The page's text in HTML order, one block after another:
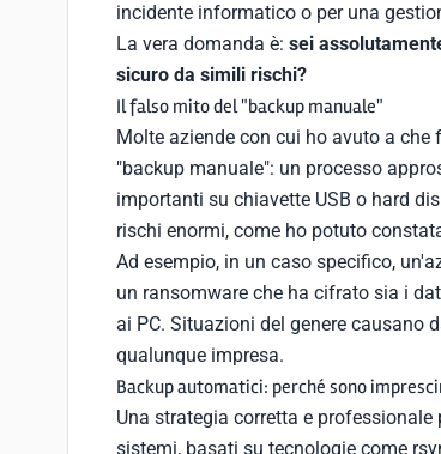
incidente informatico o per una
La vera domanda è: sei
sicuro da simili rischi?
Il falso mito del "backup manuale"
Molte aziende con cui ho avuto a
"backup manuale": un processo
importanti su chiavette USB o hard
rischi enormi, come ho potuto
Ad esempio, in un caso specifico,
un ransomware che ha cifrato sia i
ai PC. Situazioni del genere causano
qualunque impresa.
Backup automatici: perché sono
Una strategia corretta e
sistemi, basati su tecnologie come